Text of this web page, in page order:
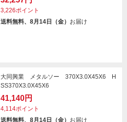
3,226ポイント
送料無料、8月14日（金） お届け
大同興業 メタルソー 370X3.0X45X6 H
SS370X3.0X45X6
41,140円
4,114ポイント
送料無料、8月14日（金） お届け